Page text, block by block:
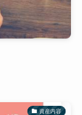
資産内容